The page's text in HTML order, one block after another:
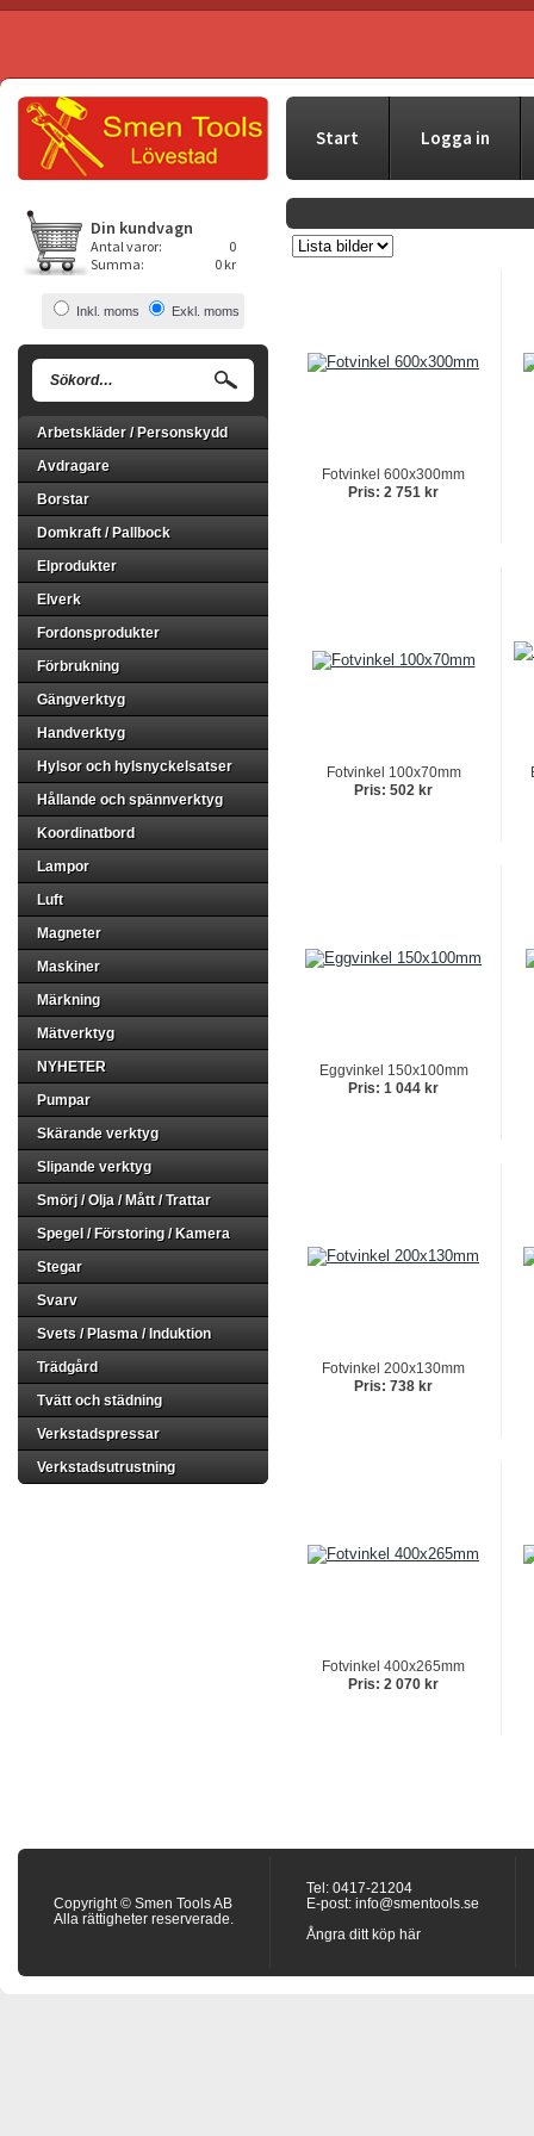
Start Logga in
Din kundvagn
Antal varor:
0
Summa:
0 kr
Inkl. moms Exkl. moms
Arbetskläder / Personskydd
Avdragare
Borstar
Domkraft / Pallbock
Elprodukter
Elverk
Fordonsprodukter
Förbrukning
Gängverktyg
Handverktyg
Hylsor och hylsnyckelsatser
Hållande och spännverktyg
Koordinatbord
Lampor
Luft
Magneter
Maskiner
Märkning
Mätverktyg
NYHETER
Pumpar
Skärande verktyg
Slipande verktyg
Smörj / Olja / Mått / Trattar
Spegel / Förstoring / Kamera
Stegar
Svarv
Svets / Plasma / Induktion
Trädgård
Tvätt och städning
Verkstadspressar
Verkstadsutrustning
Fotvinkel 600x300mm
Pris: 2 751 kr
Fotvinkel 100x70mm
Pris: 502 kr
Eggvinkel 150x100mm
Pris: 1 044 kr
Fotvinkel 200x130mm
Pris: 738 kr
Fotvinkel 400x265mm
Pris: 2 070 kr
Copyright © Smen Tools AB
Alla rättigheter reserverade.
Tel: 0417-21204
E-post: info@smentools.se
Ångra ditt köp här